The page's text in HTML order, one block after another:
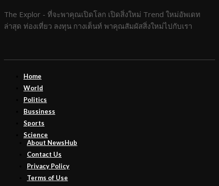
The Explor - ที่จะพาคุณเปิดโลก เปิดสิ่งใหม่ Trend ใหม่อัพเดท
ล่าสุด ท่องเที่ยว ลงทุน กางเต็นท์ พาคุณสัมผัสสิ่งใหม่ไปกับเรา
Home
World
Politics
Bussiness
Sports
Science
About NewsHub
Contact Us
Privacy Policy
Terms of Use